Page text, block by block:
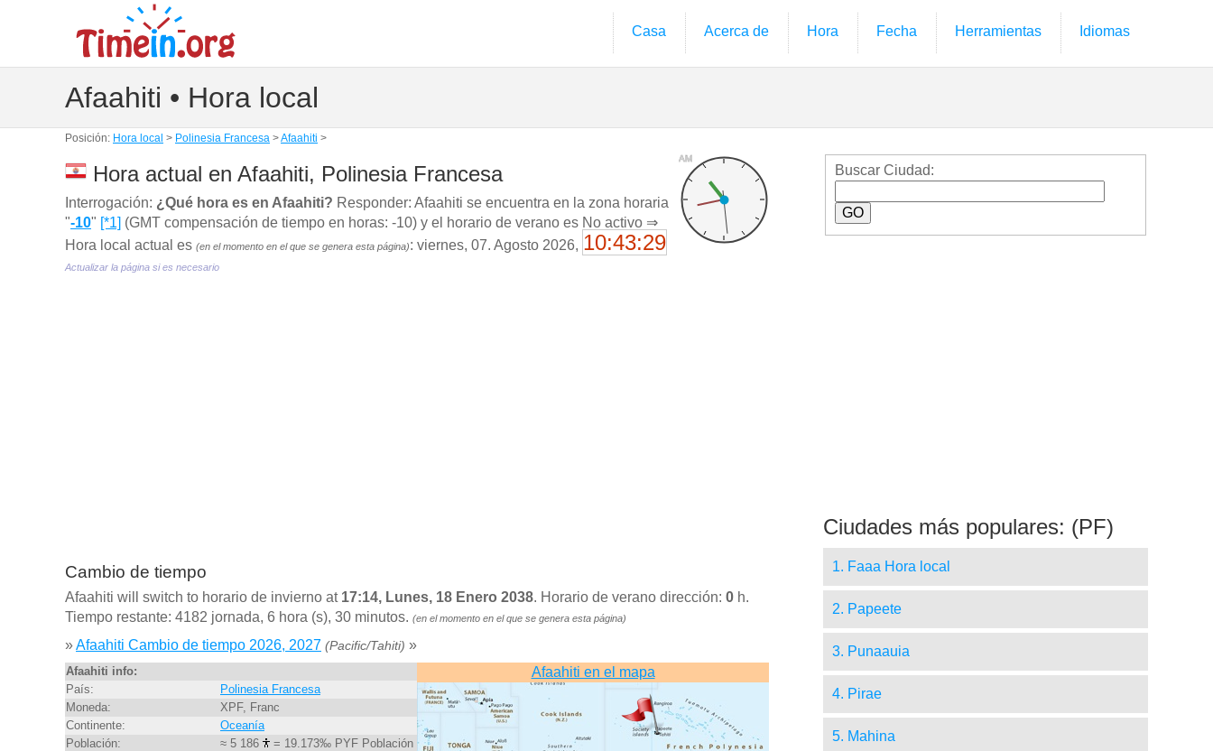
Casa Acerca de Hora Fecha Herramientas Idiomas
Afaahiti • Hora local
Posición: Hora local > Polinesia Francesa >Afaahiti >
AM
Hora actual en Afaahiti, Polinesia Francesa
Interrogación: ¿Qué hora es en Afaahiti? Responder: Afaahiti se encuentra en la zona horaria
"-10" [*1] (GMT compensación de tiempo en horas: -10) y el horario de verano es No activo ⇒
Hora local actual es (en el momento en el que se genera esta página): viernes, 07. Agosto 2026, 10:43:30
Actualizar la página si es necesario
Cambio de tiempo
Afaahiti will switch to horario de invierno at 17:14, Lunes, 18 Enero 2038. Horario de verano dirección: 0 h.
Tiempo restante: 4182 jornada, 6 hora (s), 30 minutos. (en el momento en el que se genera esta página)
»Afaahiti Cambio de tiempo 2026, 2027 (Pacific/Tahiti) »
Afaahiti info:
País:
Polinesia Francesa
Moneda:
XPF, Franc
Continente:
Oceanía
Población:
≈ 5 186
= 19.173‰ PYF Población
Afaahiti en el mapa
Buscar Ciudad:
Ciudades más populares: (PF)
1. Faaa Hora local
2. Papeete
3. Punaauia
4. Pirae
5. Mahina